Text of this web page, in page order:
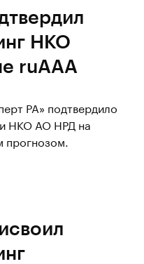
НКО
ruAAA
РА» подтвердило
НКО АО НРД на
прогнозом.